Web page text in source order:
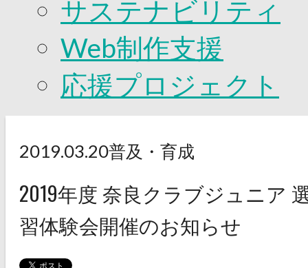
サステナビリティ
Web制作支援
応援プロジェクト
2019.03.20普及・育成
2019年度 奈良クラブジュニア
習体験会開催のお知らせ